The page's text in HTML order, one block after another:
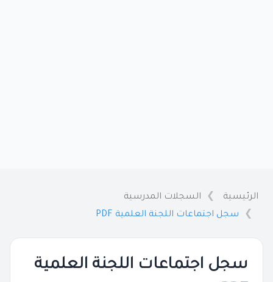
الرئيسية
السجلات المدرسية
سجل اجتماعات اللجنة العلمية PDF
سجل اجتماعات اللجنة العلمية